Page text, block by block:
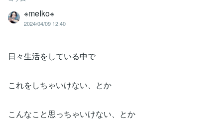
※meIko※
2024/04/09 12:40
日々生活をしている中で
これをしちゃいけない、とか
こんなこと思っちゃいけない、とか